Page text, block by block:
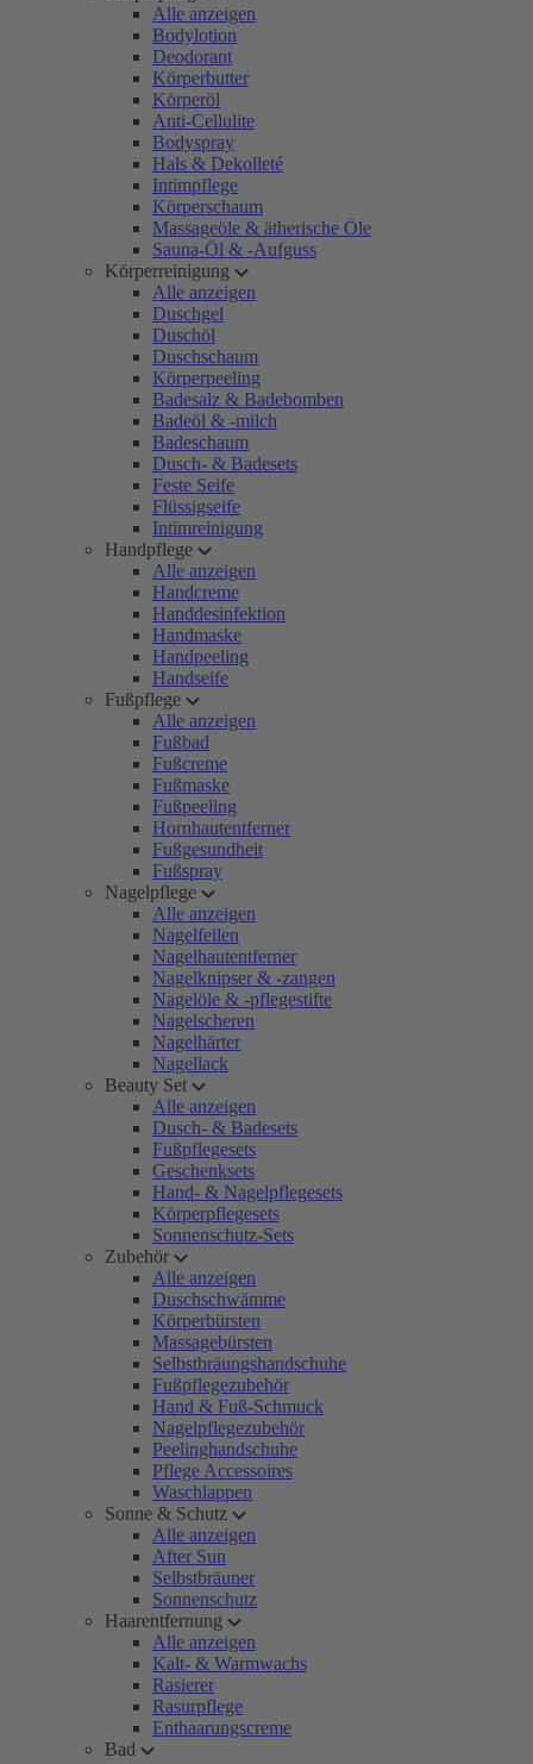
Alle anzeigen
Bodylotion
Deodorant
Körperbutter
Körperöl
Anti-Cellulite
Bodyspray
Hals & Dekolleté
Intimpflege
Körperschaum
Massageöle & ätherische Öle
Sauna-Öl & -Aufguss
Körperreinigung
Alle anzeigen
Duschgel
Duschöl
Duschschaum
Körperpeeling
Badesalz & Badebomben
Badeöl & -milch
Badeschaum
Dusch- & Badesets
Feste Seife
Flüssigseife
Intimreinigung
Handpflege
Alle anzeigen
Handcreme
Handdesinfektion
Handmaske
Handpeeling
Handseife
Fußpflege
Alle anzeigen
Fußbad
Fußcreme
Fußmaske
Fußpeeling
Hornhautentferner
Fußgesundheit
Fußspray
Nagelpflege
Alle anzeigen
Nagelfeilen
Nagelhautentferner
Nagelknipser & -zangen
Nagelöle & -pflegestifte
Nagelscheren
Nagelhärter
Nagellack
Beauty Set
Alle anzeigen
Dusch- & Badesets
Fußpflegesets
Geschenksets
Hand- & Nagelpflegesets
Körperpflegesets
Sonnenschutz-Sets
Zubehör
Alle anzeigen
Duschschwämme
Körperbürsten
Massagebürsten
Selbstbräungshandschuhe
Fußpflegezubehör
Hand & Fuß-Schmuck
Nagelpflegezubehör
Peelinghandschuhe
Pflege Accessoires
Waschlappen
Sonne & Schutz
Alle anzeigen
After Sun
Selbstbräuner
Sonnenschutz
Haarentfernung
Alle anzeigen
Kalt- & Warmwachs
Rasierer
Rasurpflege
Enthaarungscreme
Bad